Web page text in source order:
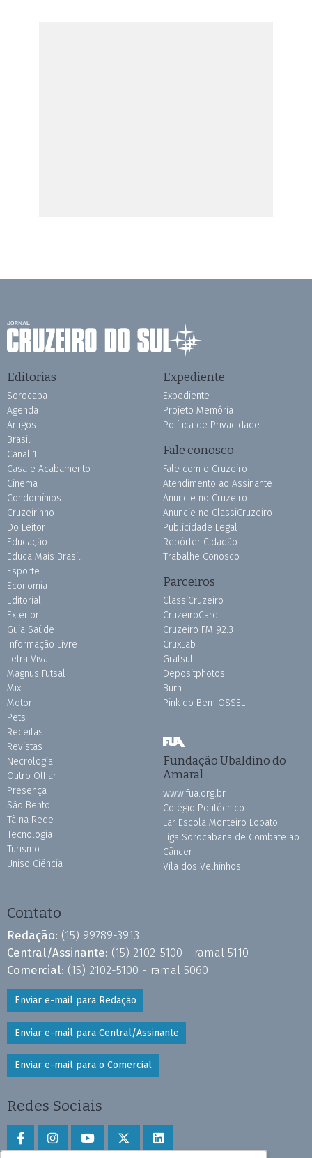
Editorias
Sorocaba
Agenda
Artigos
Brasil
Canal 1
Casa e Acabamento
Cinema
Condomínios
Cruzeirinho
Do Leitor
Educação
Educa Mais Brasil
Esporte
Economia
Editorial
Exterior
Guia Saúde
Informação Livre
Letra Viva
Magnus Futsal
Mix
Motor
Pets
Receitas
Revistas
Necrologia
Outro Olhar
Presença
São Bento
Tá na Rede
Tecnologia
Turismo
Uniso Ciência
Expediente
Expediente
Projeto Memória
Política de Privacidade
Fale conosco
Fale com o Cruzeiro
Atendimento ao Assinante
Anuncie no Cruzeiro
Anuncie no ClassiCruzeiro
Publicidade Legal
Repórter Cidadão
Trabalhe Conosco
Parceiros
ClassiCruzeiro
CruzeiroCard
Cruzeiro FM 92.3
CruxLab
Grafsul
Depositphotos
Burh
Pink do Bem OSSEL
Fundação Ubaldino do
Amaral
www.fua.org.br
Colégio Politécnico
Lar Escola Monteiro Lobato
Liga Sorocabana de Combate ao
Câncer
Vila dos Velhinhos
Contato
Redação: (15) 99789-3913
Central/Assinante: (15) 2102-5100 - ramal 5110
Comercial: (15) 2102-5100 - ramal 5060
Enviar e-mail para Redação
Enviar e-mail para Central/Assinante
Enviar e-mail para o Comercial
Redes Sociais